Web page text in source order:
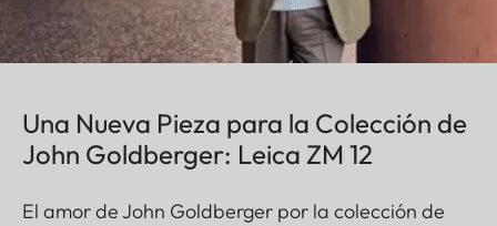
Una Nueva Pieza para la Colección de
John Goldberger: Leica ZM 12
El amor de John Goldberger por la colección de